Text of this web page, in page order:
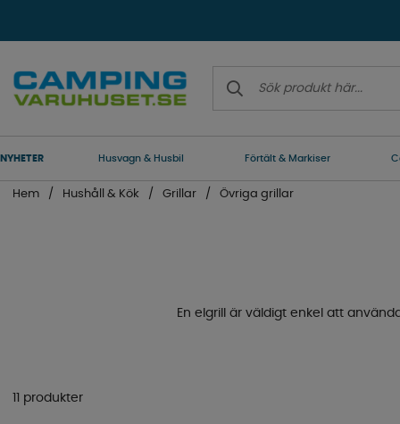
NYHETER Husvagn & Husbil Förtält & Markiser
Hem Hushåll & Kök Grillar Övriga grillar
En elgrill är väldigt enkel att
11 produkter